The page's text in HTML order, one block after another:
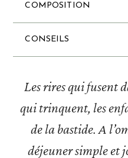
COMPOSITION
CONSEILS
Les rires qui fusent
qui trinquent, les
de la bastide. A
déjeuner simple et